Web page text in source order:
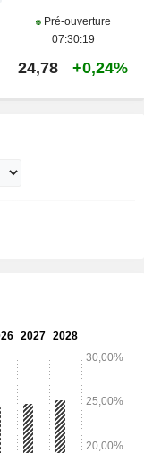
Pré-ouverture
07:30:19
24,78 +0,24%